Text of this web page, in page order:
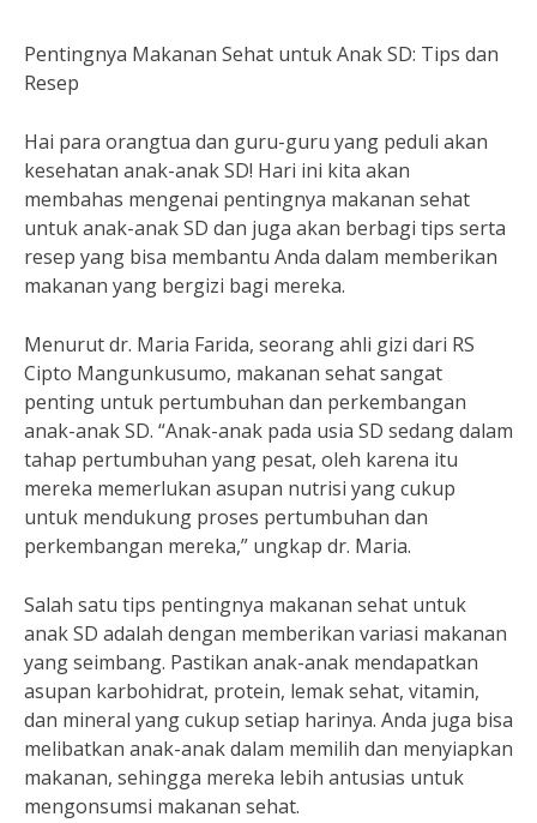
Pentingnya Makanan Sehat untuk Anak SD: Tips dan
Resep
Hai para orangtua dan guru-guru yang peduli akan
kesehatan anak-anak SD! Hari ini kita akan
membahas mengenai pentingnya makanan sehat
untuk anak-anak SD dan juga akan berbagi tips serta
resep yang bisa membantu Anda dalam memberikan
makanan yang bergizi bagi mereka.
Menurut dr. Maria Farida, seorang ahli gizi dari RS
Cipto Mangunkusumo, makanan sehat sangat
penting untuk pertumbuhan dan perkembangan
anak-anak SD. “Anak-anak pada usia SD sedang dalam
tahap pertumbuhan yang pesat, oleh karena itu
mereka memerlukan asupan nutrisi yang cukup
untuk mendukung proses pertumbuhan dan
perkembangan mereka,” ungkap dr. Maria.
Salah satu tips pentingnya makanan sehat untuk
anak SD adalah dengan memberikan variasi makanan
yang seimbang. Pastikan anak-anak mendapatkan
asupan karbohidrat, protein, lemak sehat, vitamin,
dan mineral yang cukup setiap harinya. Anda juga bisa
melibatkan anak-anak dalam memilih dan menyiapkan
makanan, sehingga mereka lebih antusias untuk
mengonsumsi makanan sehat.